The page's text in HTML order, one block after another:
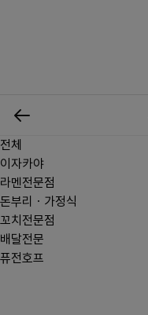
신상품
전체
이자카야
라멘전문점
돈부리ㆍ가정식
꼬치전문점
배달전문
퓨전호프